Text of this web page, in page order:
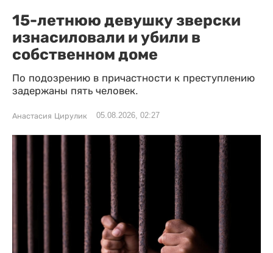
15-летнюю девушку зверски
изнасиловали и убили в
собственном доме
По подозрению в причастности к преступлению
задержаны пять человек.
Анастасия Цирулик 05.08.2026, 02:27